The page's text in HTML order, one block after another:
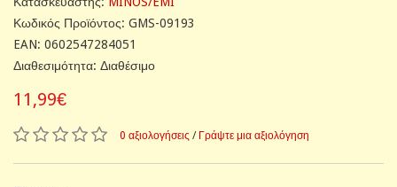
Κωδικός Προϊόντος: GMS-09193
EAN: 0602547284051
Διαθεσιμότητα: Διαθέσιμο
11,99€
0 αξιολογήσεις / Γράψτε μια αξιολόγηση